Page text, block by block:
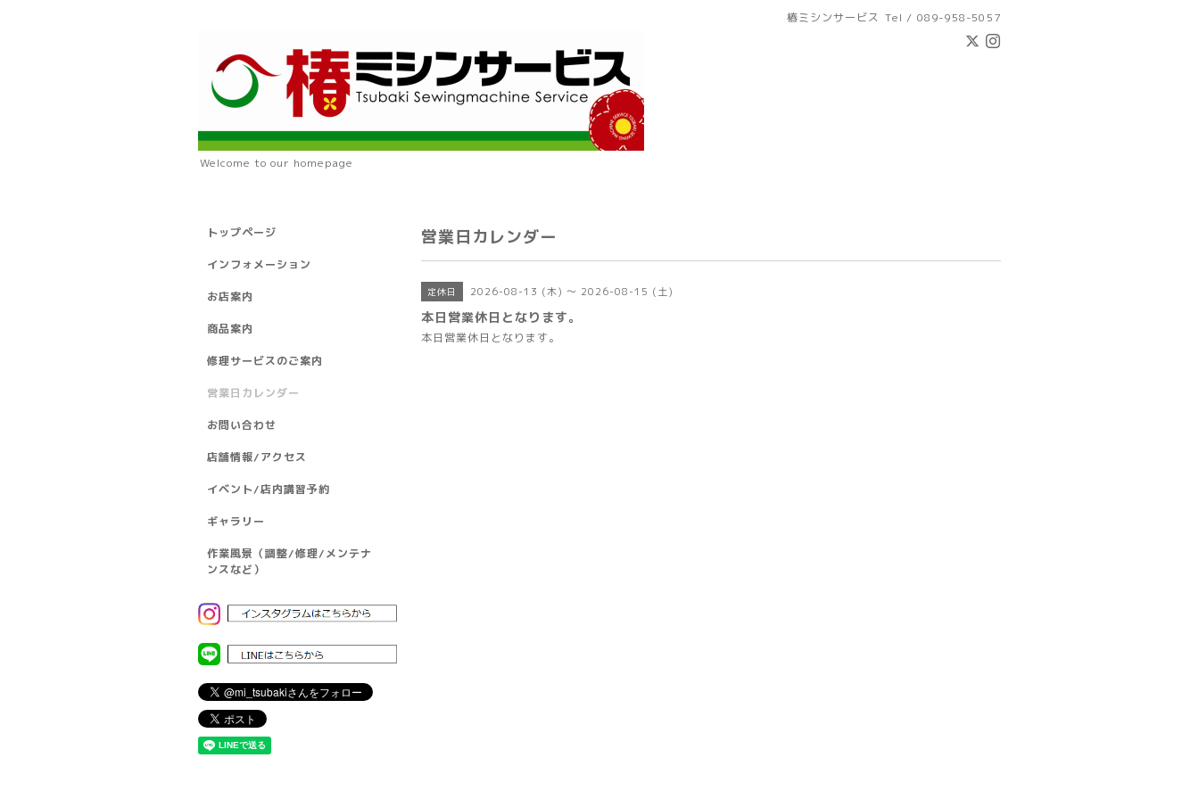
椿ミシンサービス Tel / 089-958-5057
Welcome to our homepage
営業日カレンダー
定休日 2026-08-13 (木) ～ 2026-08-15 (土)
本日営業休日となります。
本日営業休日となります。
トップページ
インフォメーション
お店案内
商品案内
修理サービスのご案内
営業日カレンダー
お問い合わせ
店舗情報/アクセス
イベント/店内講習予約
ギャラリー
作業風景（調整/修理/メンテナ
ンスなど）